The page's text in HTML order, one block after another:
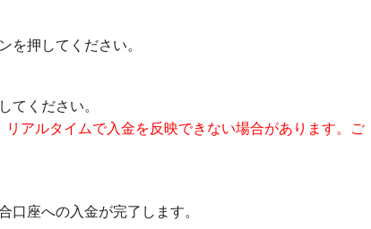
を押してください。
てください。
アルタイムで入金を反映できない場合があります。ご
口座への入金が完了します。